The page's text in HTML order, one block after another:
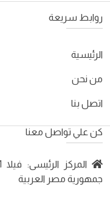
روابط سريعة
الرئيسية
من نحن
اتصل بنا
كن علي تواصل معنا
جمهورية مصر العربية